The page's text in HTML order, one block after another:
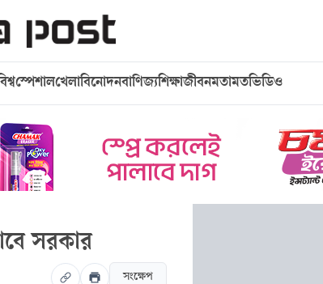
স্পেশালখেলাবিনোদনবাণিজ্যশিক্ষাজীবনমতামতভিডিও
সরকার
সংক্ষেপ